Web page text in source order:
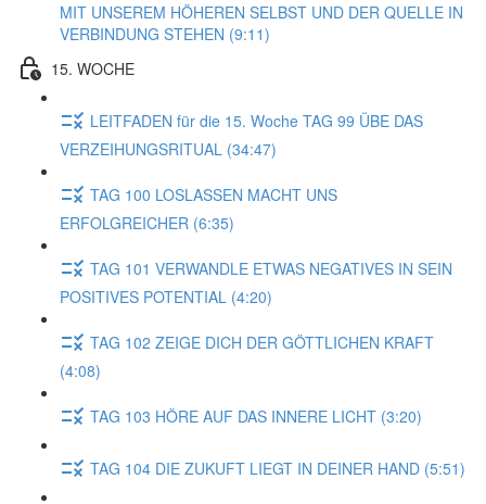
MIT UNSEREM HÖHEREN SELBST UND DER QUELLE IN
VERBINDUNG STEHEN (9:11)
15. WOCHE
LEITFADEN für die 15. Woche TAG 99 ÜBE DAS
VERZEIHUNGSRITUAL (34:47)
TAG 100 LOSLASSEN MACHT UNS
ERFOLGREICHER (6:35)
TAG 101 VERWANDLE ETWAS NEGATIVES IN SEIN
POSITIVES POTENTIAL (4:20)
TAG 102 ZEIGE DICH DER GÖTTLICHEN KRAFT
(4:08)
TAG 103 HÖRE AUF DAS INNERE LICHT (3:20)
TAG 104 DIE ZUKUFT LIEGT IN DEINER HAND (5:51)